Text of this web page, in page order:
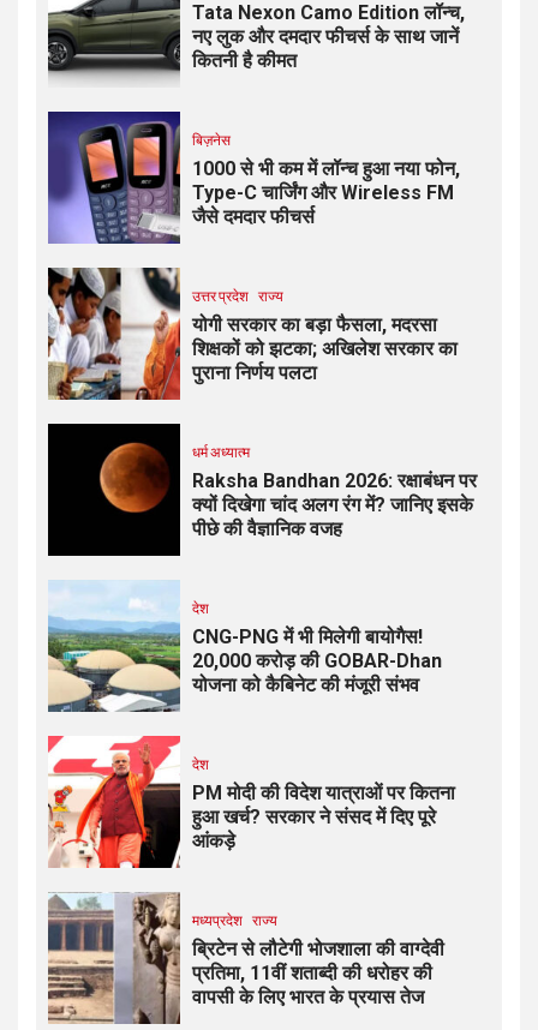
Tata Nexon Camo Edition लॉन्च,
नए लुक और दमदार फीचर्स के साथ जानें
कितनी है कीमत
बिज़नेस
₹1000 से भी कम में लॉन्च हुआ नया फोन,
Type-C चार्जिंग और Wireless FM
जैसे दमदार फीचर्स
उत्तर प्रदेश राज्य
योगी सरकार का बड़ा फैसला, मदरसा
शिक्षकों को झटका; अखिलेश सरकार का
पुराना निर्णय पलटा
धर्म अध्यात्म
Raksha Bandhan 2026: रक्षाबंधन पर
क्यों दिखेगा चांद अलग रंग में? जानिए इसके
पीछे की वैज्ञानिक वजह
देश
CNG-PNG में भी मिलेगी बायोगैस!
₹20,000 करोड़ की GOBAR-Dhan
योजना को कैबिनेट की मंजूरी संभव
देश
PM मोदी की विदेश यात्राओं पर कितना
हुआ खर्च? सरकार ने संसद में दिए पूरे
आंकड़े
मध्यप्रदेश राज्य
ब्रिटेन से लौटेगी भोजशाला की वाग्देवी
प्रतिमा, 11वीं शताब्दी की धरोहर की
वापसी के लिए भारत के प्रयास तेज